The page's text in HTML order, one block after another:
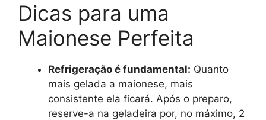
Dicas para uma
Maionese Perfeita
Refrigeração é fundamental: Quanto
mais gelada a maionese, mais
consistente ela ficará. Após o preparo,
reserve-a na geladeira por, no máximo, 2